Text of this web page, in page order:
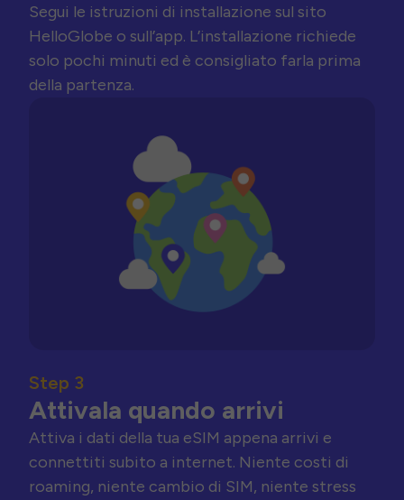
Segui le istruzioni di installazione sul sito
HelloGlobe o sull’app. L’installazione richiede
solo pochi minuti ed è consigliato farla prima
della partenza.
Step 3
Attivala quando arrivi
Attiva i dati della tua eSIM appena arrivi e
connettiti subito a internet. Niente costi di
roaming, niente cambio di SIM, niente stress